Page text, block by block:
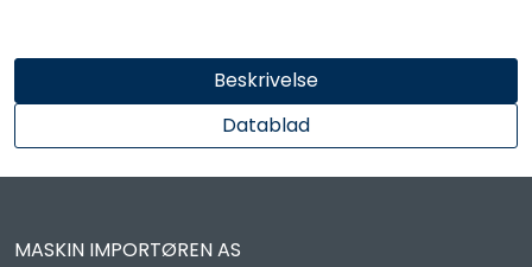
Beskrivelse
Datablad
MASKIN IMPORTØREN AS
Ryggsprøyte
Kataloger